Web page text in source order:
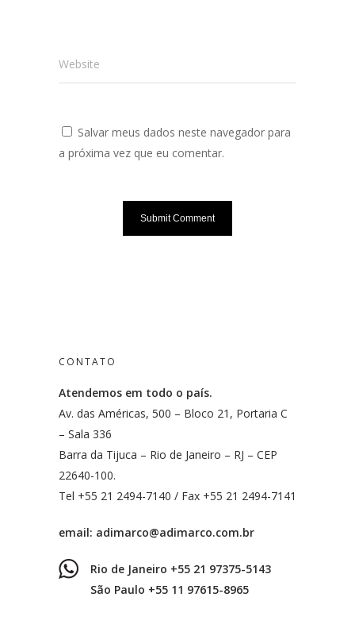
Website
Salvar meus dados neste navegador para
a próxima vez que eu comentar.
CONTATO
Atendemos em todo o país.
Av. das Américas, 500 – Bloco 21, Portaria C
– Sala 336
Barra da Tijuca – Rio de Janeiro – RJ – CEP
22640-100.
Tel +55 21 2494-7140 / Fax +55 21 2494-7141
email: adimarco@adimarco.com.br
Rio de Janeiro +55 21 97375-5143
São Paulo +55 11 97615-8965